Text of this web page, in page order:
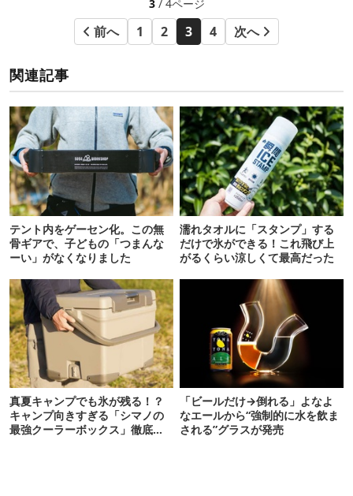
3/ 4ページ
前へ 1 2 3 4 次へ
関連記事
テント内をゲーセン化。この無
骨ギアで、子どもの「つまんな
ーい」がなくなりました
濡れタオルに「スタンプ」する
だけで氷ができる！これ飛び上
がるくらい涼しくて最高だった
真夏キャンプでも氷が残る！？
キャンプ向きすぎる「シマノの
最強クーラーボックス」徹底解
「ビールだけ→倒れる」よなよ
なエールから“強制的に水を飲ま
される”グラスが発売